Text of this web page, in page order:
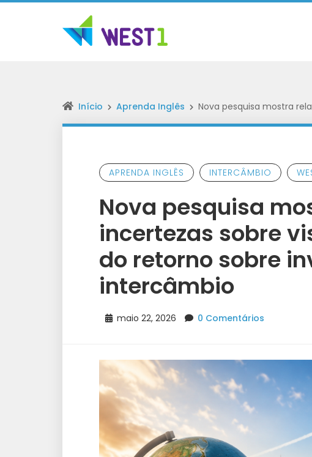
Início Aprenda Inglês Nova pesquisa mostra
APRENDA INGLÊS INTERCÂMBIO
Nova pesquisa
incertezas sobre
do retorno sobre
intercâmbio
maio 22, 2026 0 Comentários